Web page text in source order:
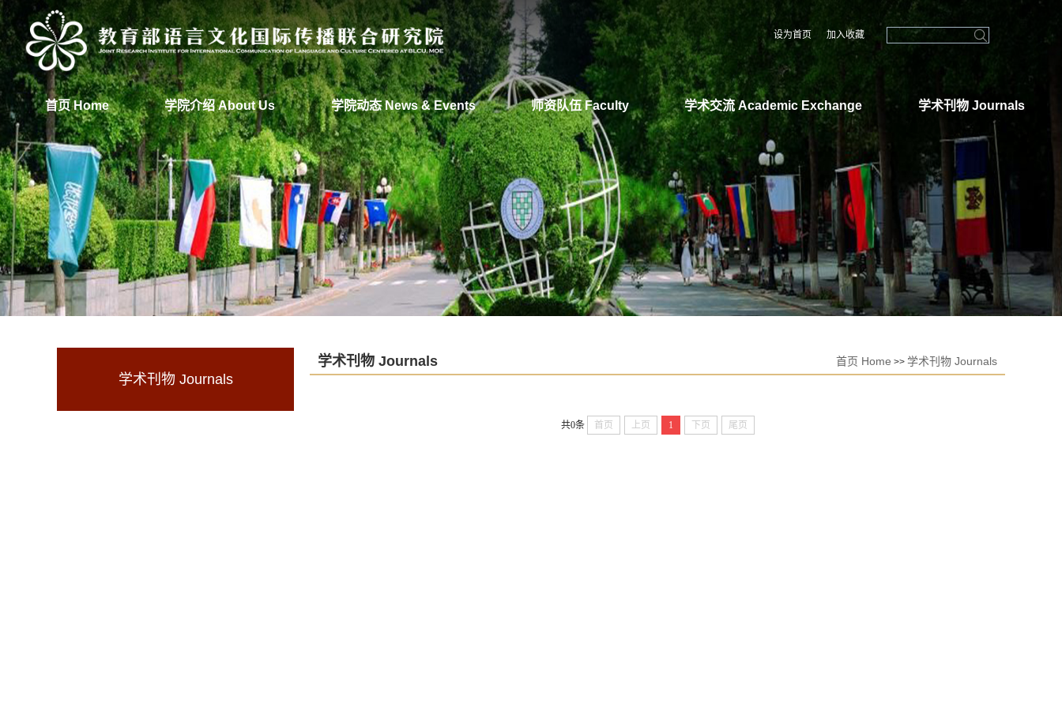
设为首页 加入收藏
首页 Home 学院介绍 About Us 学院动态 News & Events 师资队伍 Faculty 学术交流 Academic Exchange 学术刊物 Journals
学术刊物 Journals
学术刊物 Journals 首页 Home >> 学术刊物 Journals
共0条 首页 上页 1 下页 尾页